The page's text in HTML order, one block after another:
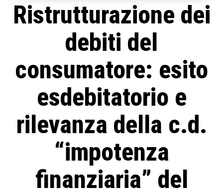
Ristrutturazione dei
debiti del
consumatore: esito
esdebitatorio e
rilevanza della c.d.
“impotenza
finanziaria” del